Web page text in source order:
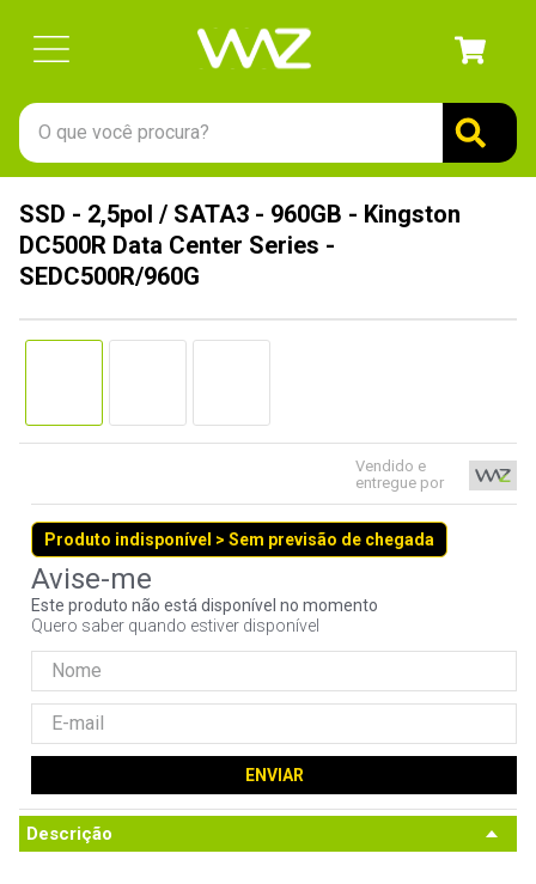
O que você procura?
SSD - 2,5pol / SATA3 - 960GB - Kingston
DC500R Data Center Series -
SEDC500R/960G
Vendido e
entregue por
Produto indisponível > Sem previsão de chegada
Este produto não está disponível no momento
Quero saber quando estiver disponível
ENVIAR
Descrição
1º
gabinete
8º
fractal
9º
controle
10º hd